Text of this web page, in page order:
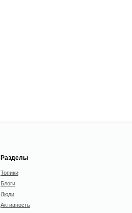
Разделы
Топики
Блоги
Люди
Активность